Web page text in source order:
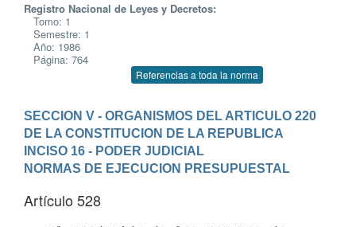
Registro Nacional de Leyes y Decretos:
Tomo: 1
Semestre: 1
Año: 1986
Página: 764
Referencias a toda la norma
SECCION V - ORGANISMOS DEL ARTICULO 220
DE LA CONSTITUCION DE LA REPUBLICA
INCISO 16 - PODER JUDICIAL
NORMAS DE EJECUCION PRESUPUESTAL
Artículo 528